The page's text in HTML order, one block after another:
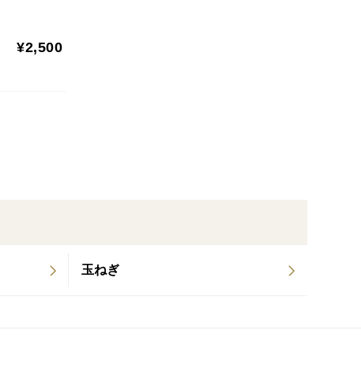
召し上がりください。
玉ねぎ
¥2,500